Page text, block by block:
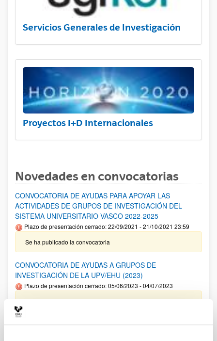
Servicios Generales de Investigación
Proyectos I+D Internacionales
Novedades en convocatorias
CONVOCATORIA DE AYUDAS PARA APOYAR LAS
ACTIVIDADES DE GRUPOS DE INVESTIGACIÓN DEL
SISTEMA UNIVERSITARIO VASCO 2022-2025
Plazo de presentación cerrado: 22/09/2021 - 21/10/2021 23:59
Se ha publicado la convocatoria
CONVOCATORIA DE AYUDAS A GRUPOS DE
INVESTIGACIÓN DE LA UPV/EHU (2023)
Plazo de presentación cerrado: 05/06/2023 - 04/07/2023
14/02/2024 Resolución Definitiva de ayudas concedidas y
provisional de solicitudes admitidas y excluidas para